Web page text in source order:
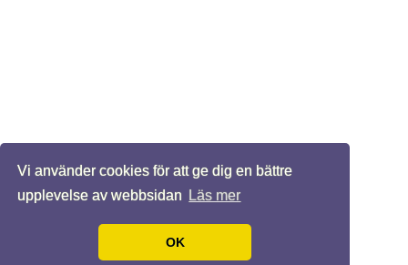
Vi använder cookies för att ge dig en bättre
upplevelse av webbsidan
Läs mer
OK